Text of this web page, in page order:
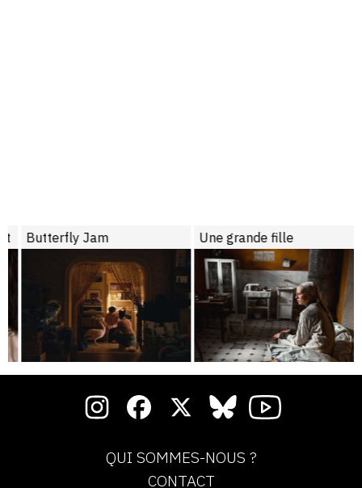
Butterfly Jam Une grande fille
QUI SOMMES-NOUS ?
CONTACT